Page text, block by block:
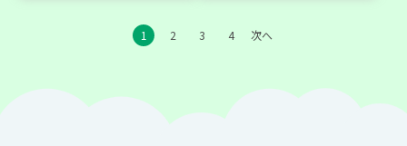
1 2 3 4 次へ